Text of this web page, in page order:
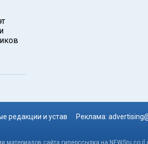
редакции и устав Реклама:
сайта гиперссылка на NEWSru.co.il